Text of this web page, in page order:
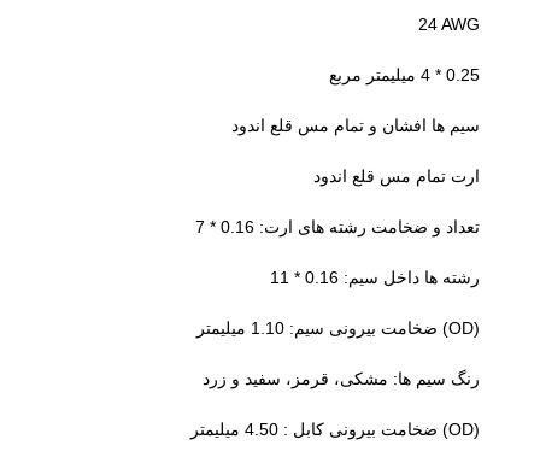
24 AWG
0.25 * 4 میلیمتر مربع
سیم ها افشان و تمام مس قلع اندود
ارت تمام مس قلع اندود
تعداد و ضخامت رشته های ارت: 0.16 * 7
رشته ها داخل سیم: 0.16 * 11
(OD) ضخامت بیرونی سیم: 1.10 میلیمتر
رنگ سیم ها: مشکی، قرمز، سفید و زرد
(OD) ضخامت بیرونی کابل : 4.50 میلیمتر